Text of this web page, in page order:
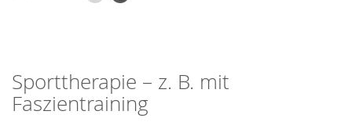
Sporttherapie – z. B. mit
Faszientraining